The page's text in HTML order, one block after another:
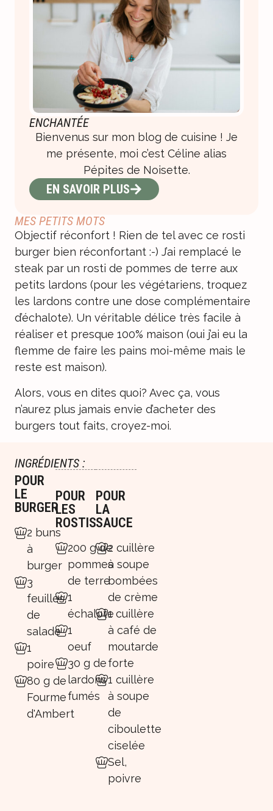
MES PETITS MOTS
Objectif réconfort ! Rien de tel avec ce rosti
burger bien réconfortant :-) J’ai remplacé le
steak par un rosti de pommes de terre aux
petits lardons (pour les végétariens, troquez
les lardons contre une dose complémentaire
d’échalote). Un véritable délice très facile à
réaliser et presque 100% maison (oui j’ai eu la
flemme de faire les pains moi-même mais le
reste est maison).
Alors, vous en dites quoi? Avec ça, vous
n’aurez plus jamais envie d’acheter des
burgers tout faits, croyez-moi.
ENCHANTÉE
Bienvenus sur mon blog de cuisine ! Je
me présente, moi c’est Céline alias
Pépites de Noisette.
EN SAVOIR PLUS
INGRÉDIENTS :
POUR
LE
BURGER
2 buns
à
burger
3
feuilles
de
salade
1
poire
80 g de
Fourme
d'Ambert
POUR
LES
ROSTIS
200 g de
pommes
de terre
1
échalote
1
oeuf
30 g de
lardons
fumés
POUR
LA
SAUCE
2 cuillère
à soupe
bombées
de crème
1 cuillère
à café de
moutarde
forte
1 cuillère
à soupe
de
ciboulette
ciselée
Sel,
poivre